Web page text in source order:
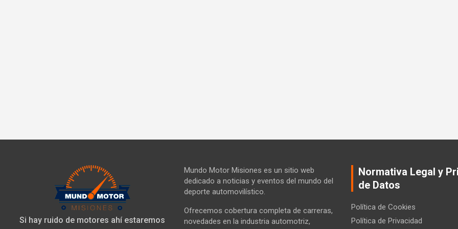
Si hay ruido de motores ahí estaremos
Mundo Motor Misiones es un sitio web
dedicado a noticias y eventos del mundo del
deporte automovilístico.
Ofrecemos cobertura completa de carreras,
novedades en la industria automotriz,
Normativa Legal y
de Datos
Política de Cookies
Política de Privacidad